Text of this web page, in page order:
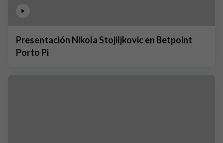
Presentación Nikola Stojiljkovic en Betpoint
Porto Pi